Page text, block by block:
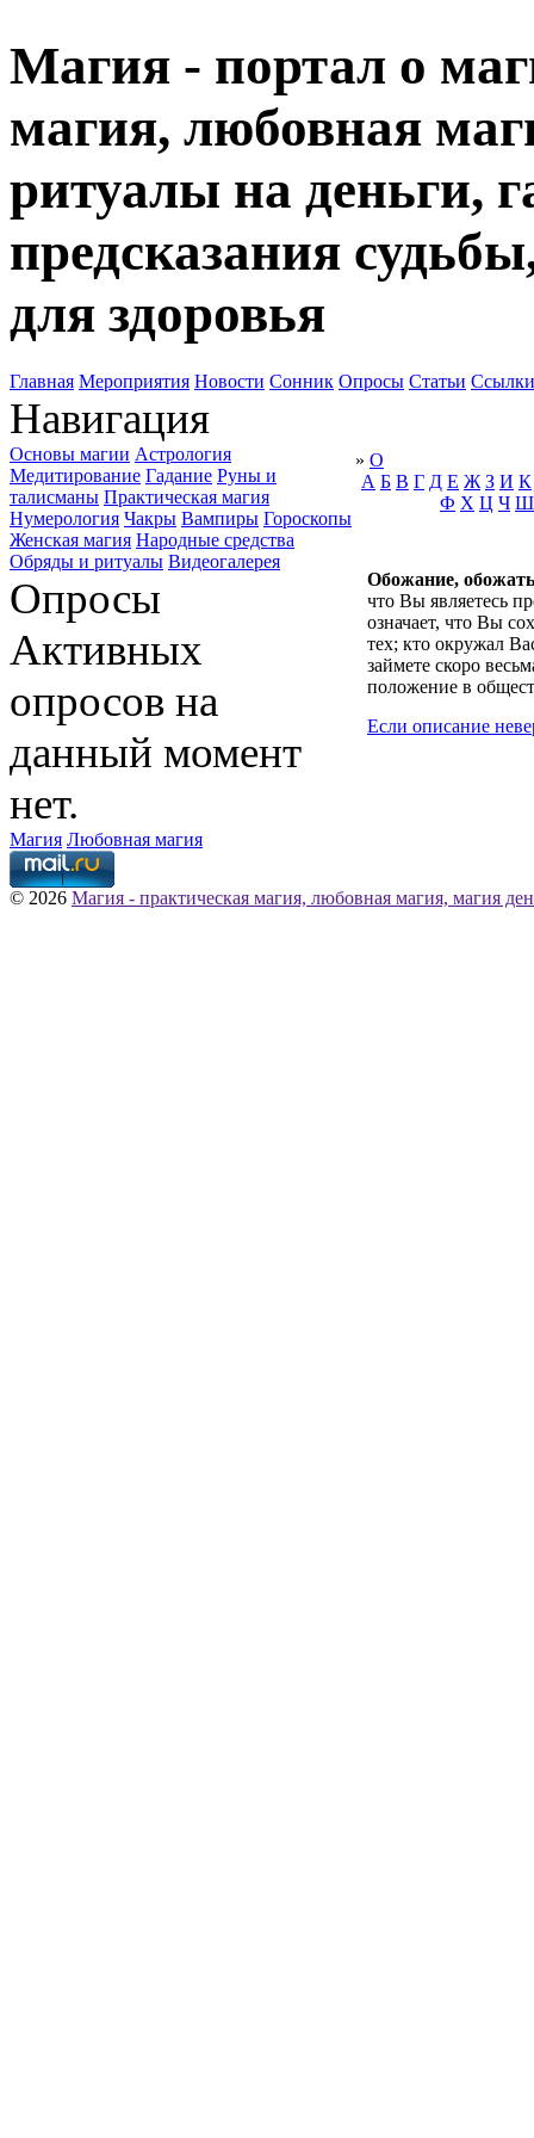
Магия - портал о
магия, любовная
ритуалы на деньги,
предсказания
для здоровья
Главная Мероприятия Новости Сонник Опросы Статьи Ссылки
Навигация
Основы магии Астрология
Медитирование Гадание Руны и
талисманы Практическая магия
Нумерология Чакры Вампиры Гороскопы
Женская магия Народные средства
Обряды и ритуалы Видеогалерея
Опросы
Активных
опросов на
данный момент
нет.
» О
А Б В Г Д Е Ж З И К
Ф Х Ц Ч Ш
Обожание, обожать
что Вы являетесь
означает, что Вы
тех; кто окружал
займете скоро
положение в
Если описание
Магия Любовная магия
© 2026 Магия - практическая магия, любовная магия, магия